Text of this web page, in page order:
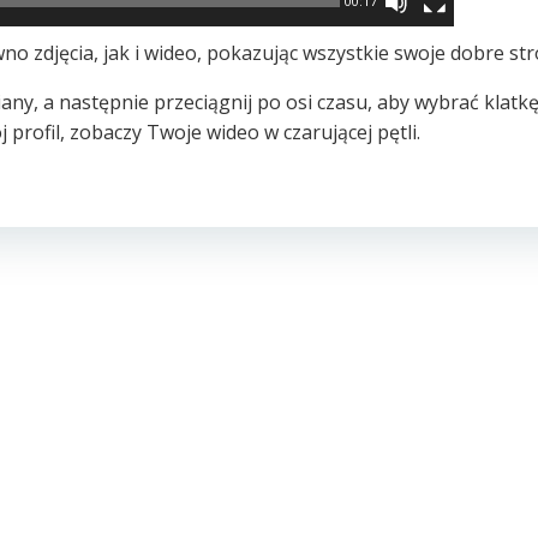
zdjęcia, jak i wideo, pokazując wszystkie swoje dobre
a następnie przeciągnij po osi czasu, aby wybrać
zobaczy Twoje wideo w czarującej pętli.